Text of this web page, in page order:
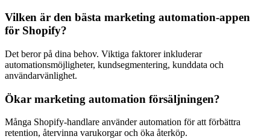
Vilken är den bästa marketing automation-appen
för Shopify?
Det beror på dina behov. Viktiga faktorer inkluderar
automationsmöjligheter, kundsegmentering, kunddata och
användarvänlighet.
Ökar marketing automation försäljningen?
Många Shopify-handlare använder automation för att förbättra
retention, återvinna varukorgar och öka återköp.